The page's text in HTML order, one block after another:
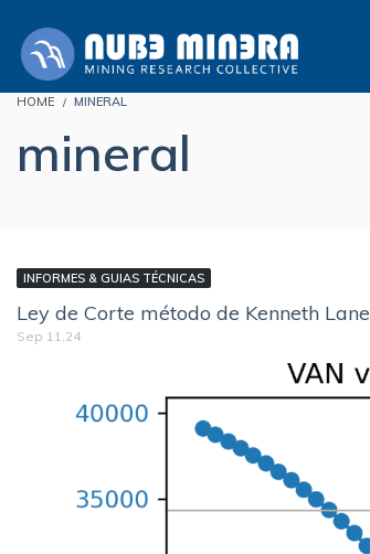
HOME MINERAL
mineral
INFORMES & GUIAS TÉCNICAS
Ley de Corte método de Kenneth Lane
Sep 11,24